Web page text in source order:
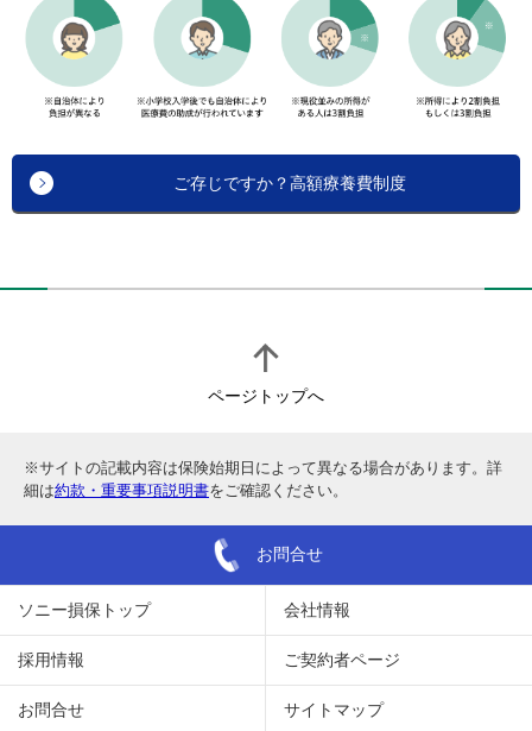
ご存じですか？高額療養費制度
ページトップへ
※サイトの記載内容は保険始期日によって異なる場合があります。詳
細は約款・重要事項説明書をご確認ください。
お問合せ
ソニー損保トップ 会社情報
採用情報 ご契約者ページ
お問合せ サイトマップ